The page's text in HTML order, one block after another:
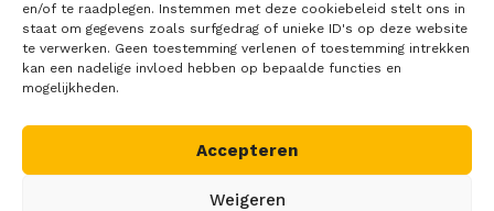
en/of te raadplegen. Instemmen met deze cookiebeleid stelt ons in
staat om gegevens zoals surfgedrag of unieke ID's op deze website
te verwerken. Geen toestemming verlenen of toestemming intrekken
kan een nadelige invloed hebben op bepaalde functies en
mogelijkheden.
Accepteren
Weigeren